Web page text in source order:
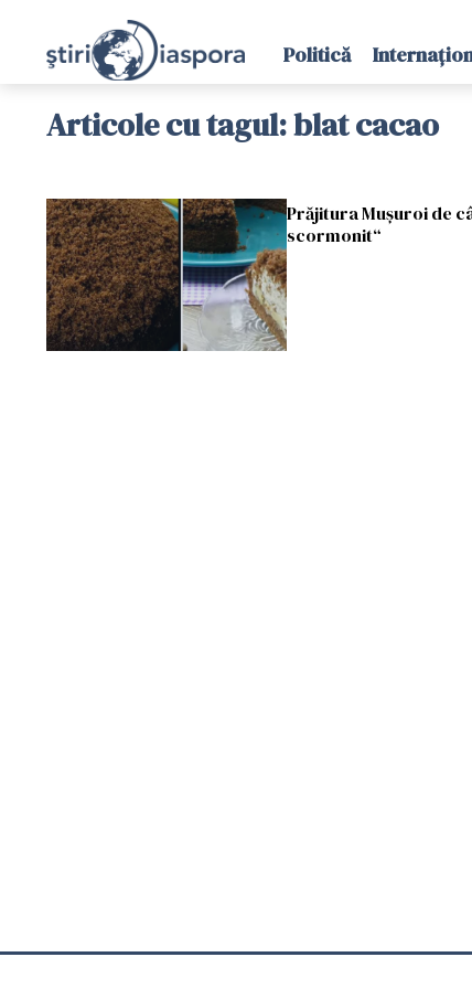
Politică
Articole cu tagul: blat cacao
Prăjitura Mușuroi de
scormonit“